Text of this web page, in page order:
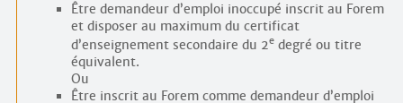
Être demandeur d’emploi inoccupé inscrit au Forem
et disposer au maximum du certificat
d’enseignement secondaire du 2edegré ou titre
équivalent.
Ou
Être inscrit au Forem comme demandeur d’emploi